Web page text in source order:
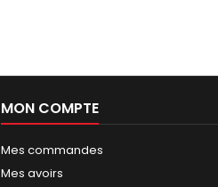
MON COMPTE
Mes commandes
Mes avoirs